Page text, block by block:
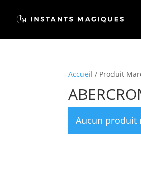
Accueil / Produit
Aucun produit